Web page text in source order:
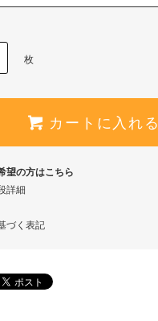
枚
カートに入れる
望の方はこちら
詳細
づく表記